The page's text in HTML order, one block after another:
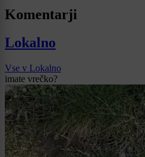
Komentarji
Lokalno
Vse v Lokalno
imate vrečko?